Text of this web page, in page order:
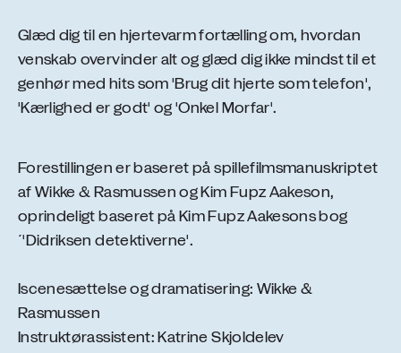
Glæd dig til en hjertevarm fortælling om, hvordan
venskab overvinder alt og glæd dig ikke mindst til et
genhør med hits som 'Brug dit hjerte som telefon',
'Kærlighed er godt' og 'Onkel Morfar'.
Forestillingen er baseret på spillefilmsmanuskriptet
af Wikke & Rasmussen og Kim Fupz Aakeson,
oprindeligt baseret på Kim Fupz Aakesons bog
´'Didriksen detektiverne'.
Iscenesættelse og dramatisering: Wikke &
Rasmussen
Instruktørassistent: Katrine Skjoldelev